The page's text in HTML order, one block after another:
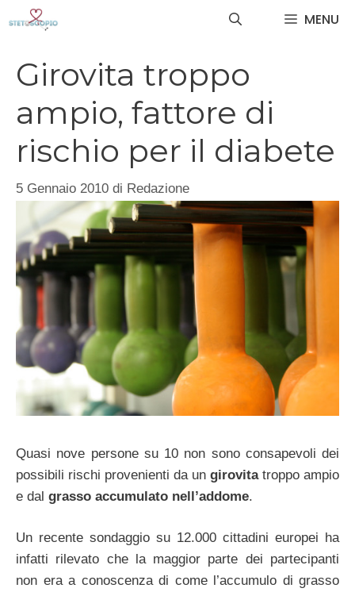
MENU
Girovita troppo
ampio, fattore di
rischio per il diabete
5 Gennaio 2010 di Redazione
Quasi nove persone su 10 non sono consapevoli dei
possibili rischi provenienti da un girovitatroppo ampio
e dal grasso accumulato nell’addome.
Un recente sondaggio su 12.000 cittadini europei ha
infatti rilevato che la maggior parte dei partecipanti
non era a conoscenza di come l’accumulo di grasso